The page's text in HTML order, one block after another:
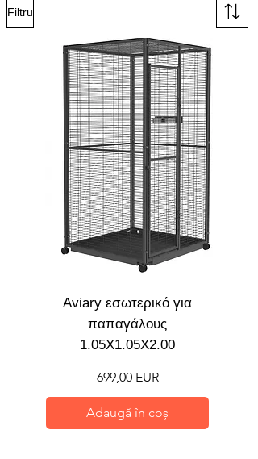
Filtru
Aviary εσωτερικό για
παπαγάλους
1.05X1.05X2.00
Preț
699,00 EUR
Adaugă în coș